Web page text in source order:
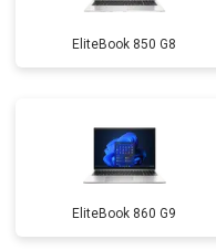
Замена микрофона
Замена оперативной памяти
Замена северного моста
Ремонт петель
EliteBook 850 G8
EliteBook 860 G9